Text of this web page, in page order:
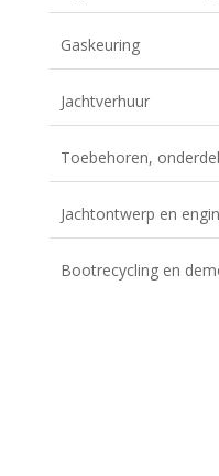
Gaskeuring
Jachtverhuur
Toebehoren,
Jachtontwerp en
Bootrecycling en